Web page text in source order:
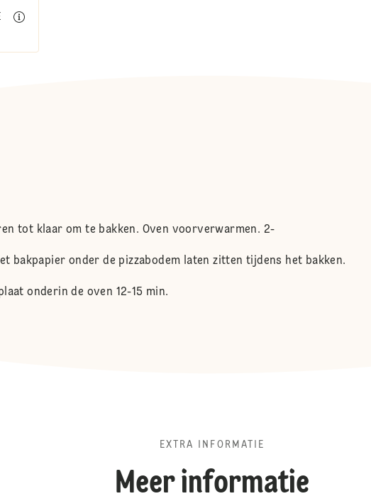
tot klaar om te bakken. Oven voorverwarmen. 2-
bakpapier onder de pizzabodem laten zitten tijdens het bakken.
onderin de oven 12-15 min.
EXTRA INFORMATIE
Meer informatie